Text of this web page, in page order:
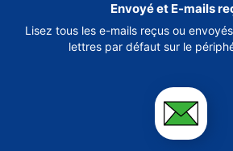
Envoyé et E-mails
Lisez tous les e-mails reçus ou
lettres par défaut sur le